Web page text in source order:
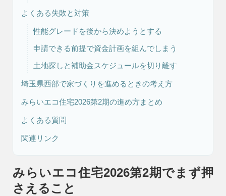
よくある失敗と対策
性能グレードを後から決めようとする
申請できる前提で資金計画を組んでしまう
土地探しと補助金スケジュールを切り離す
埼玉県西部で家づくりを進めるときの考え方
みらいエコ住宅2026第2期の進め方まとめ
よくある質問
関連リンク
みらいエコ住宅2026第2期でまず押
さえること
注文住宅